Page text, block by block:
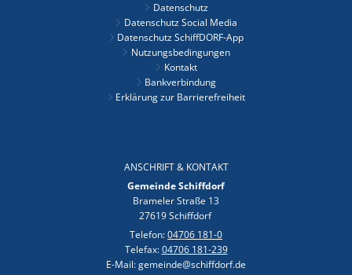
Datenschutz
Datenschutz Social Media
Datenschutz SchiffDORF-App
Nutzungsbedingungen
Kontakt
Bankverbindung
Erklärung zur Barrierefreiheit
ANSCHRIFT & KONTAKT
Gemeinde Schiffdorf
Brameler Straße 13
27619 Schiffdorf
Telefon:04706 181-0
Telefax:04706 181-239
E-Mail: gemeinde@schiffdorf.de